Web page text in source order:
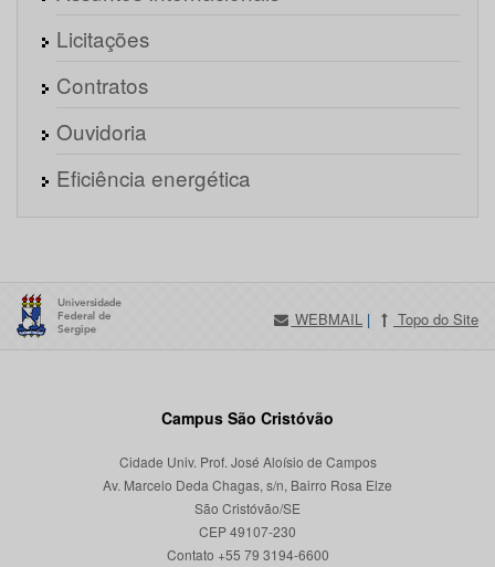
Licitações
Contratos
Ouvidoria
Eficiência energética
WEBMAIL | Topo do Site
Campus São Cristóvão
Cidade Univ. Prof. José Aloísio de Campos
Av. Marcelo Deda Chagas, s/n, Bairro Rosa Elze
São Cristóvão/SE
CEP 49107-230